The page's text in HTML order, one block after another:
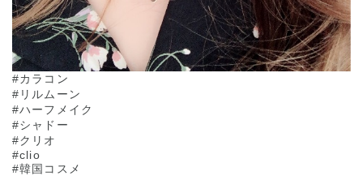
#カラコン
#リルムーン
#ハーフメイク
#シャドー
#クリオ
#clio
#韓国コスメ